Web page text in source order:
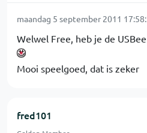
maandag 5 september 2011
Welwel Free, heb je de
Mooi speelgoed, dat is zeker
fred101